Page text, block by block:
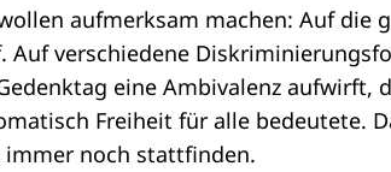
aufmerksam machen: Auf die
Auf verschiedene
eine Ambivalenz aufwirft,
Freiheit für alle bedeutete.
immer noch stattfinden.